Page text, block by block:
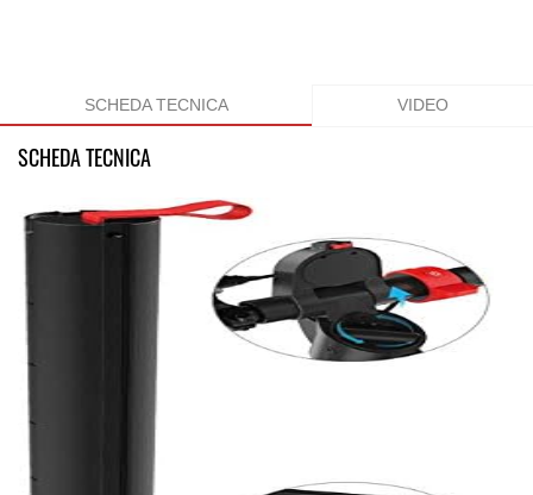
SCHEDA TECNICA
SCHEDA TECNICA
VIDEO